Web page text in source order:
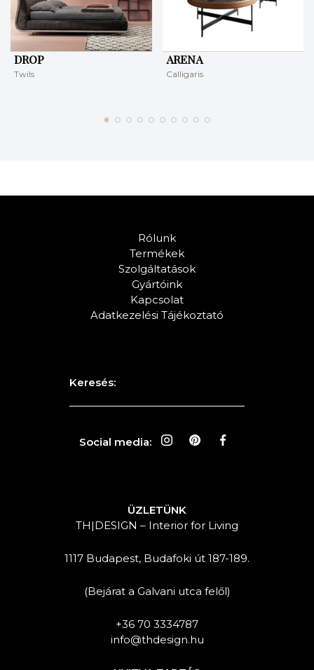
DROP
Twils
ARENA
Calligaris
Rólunk
Termékek
Szolgáltatások
Gyártóink
Kapcsolat
Adatkezelési Tájékoztató
Keresés:
Social media:
ÜZLETÜNK
TH|DESIGN – Interior for Living
1117 Budapest, Budafoki út 187-189.
(Bejárat a Galvani utca felől)
+36 70 3334787
info@thdesign.hu